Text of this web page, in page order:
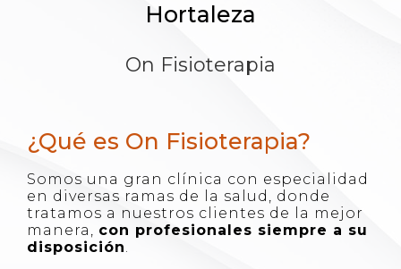
Hortaleza
On Fisioterapia
¿Qué es On Fisioterapia?
Somos una gran clínica con especialidad
en diversas ramas de la salud, donde
tratamos a nuestros clientes de la mejor
manera, con profesionales siempre a su
disposición.